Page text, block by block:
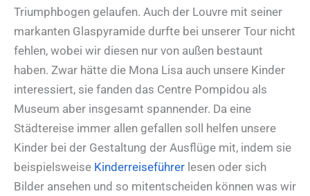
Triumphbogen gelaufen. Auch der Louvre mit seiner
markanten Glaspyramide durfte bei unserer Tour nicht
fehlen, wobei wir diesen nur von außen bestaunt
haben. Zwar hätte die Mona Lisa auch unsere Kinder
interessiert, sie fanden das Centre Pompidou als
Museum aber insgesamt spannender. Da eine
Städtereise immer allen gefallen soll helfen unsere
Kinder bei der Gestaltung der Ausflüge mit, indem sie
beispielsweise Kinderreiseführer lesen oder sich
Bilder ansehen und so mitentscheiden können was wir